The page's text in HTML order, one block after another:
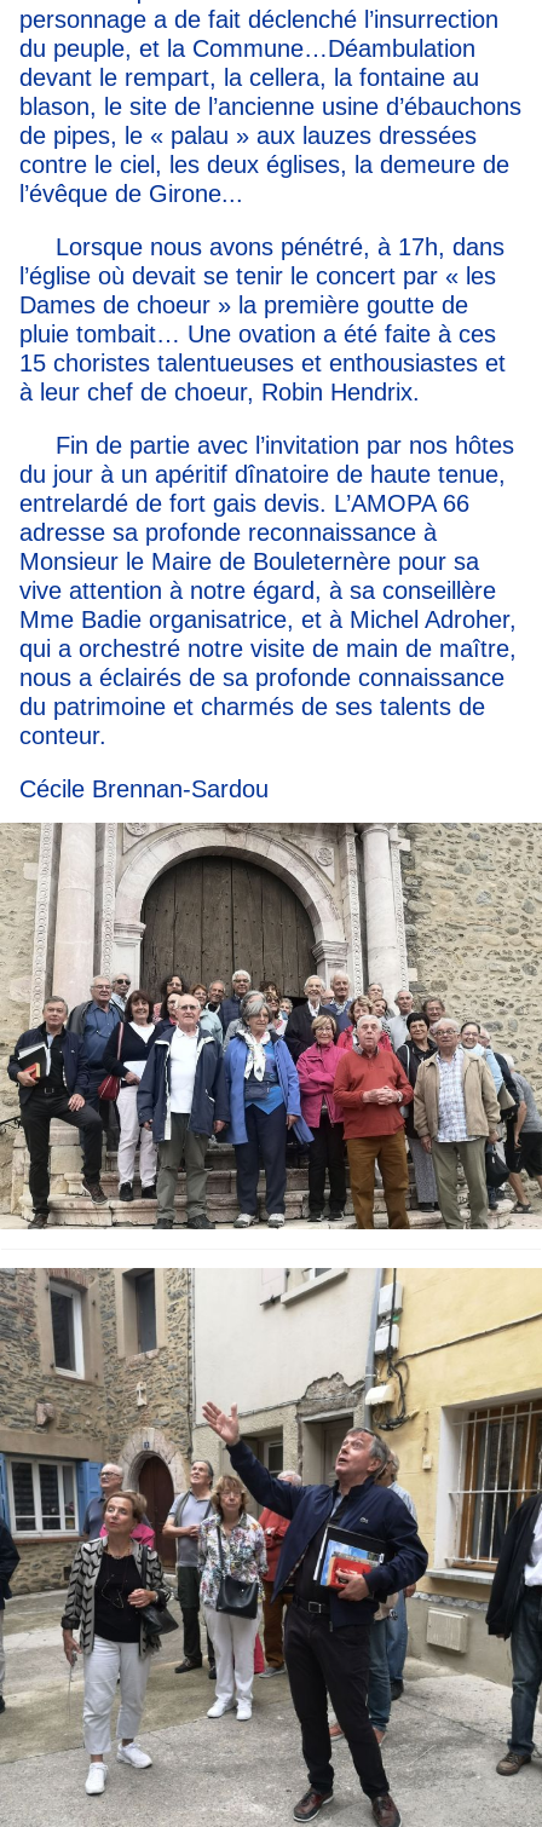
personnage a de fait déclenché l’insurrection
du peuple, et la Commune…Déambulation
devant le rempart, la cellera, la fontaine au
blason, le site de l’ancienne usine d’ébauchons
de pipes, le « palau » aux lauzes dressées
contre le ciel, les deux églises, la demeure de
l’évêque de Girone...
Lorsque nous avons pénétré, à 17h, dans
l’église où devait se tenir le concert par « les
Dames de choeur » la première goutte de
pluie tombait… Une ovation a été faite à ces
15 choristes talentueuses et enthousiastes et
à leur chef de choeur, Robin Hendrix.
Fin de partie avec l’invitation par nos hôtes
du jour à un apéritif dînatoire de haute tenue,
entrelardé de fort gais devis. L’AMOPA 66
adresse sa profonde reconnaissance à
Monsieur le Maire de Bouleternère pour sa
vive attention à notre égard, à sa conseillère
Mme Badie organisatrice, et à Michel Adroher,
qui a orchestré notre visite de main de maître,
nous a éclairés de sa profonde connaissance
du patrimoine et charmés de ses talents de
conteur.
Cécile Brennan-Sardou